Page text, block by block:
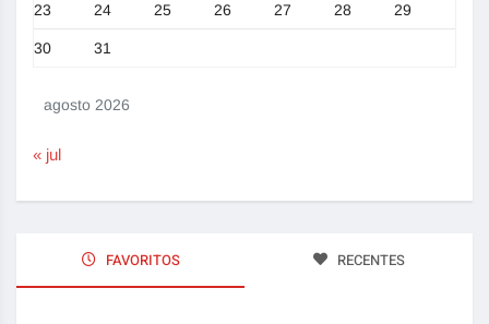
agosto 2026
23 24 25 26 27 28 29
30 31
« jul
FAVORITOS RECENTES